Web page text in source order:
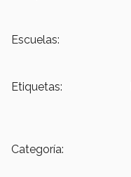
Escuelas:
Etiquetas:
Categoría: